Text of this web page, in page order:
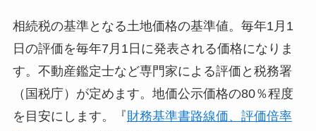
相続税の基準となる土地価格の基準値。毎年1月1
日の評価を毎年7月1日に発表される価格になりま
す。不動産鑑定士など専門家による評価と税務署
（国税庁）が定めます。地価公示価格の80％程度
を目安にします。『財務基準書路線価、評価倍率